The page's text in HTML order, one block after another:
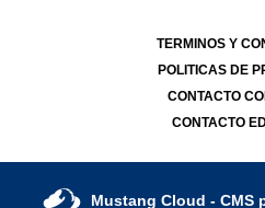
TERMINOS Y
POLITICAS DE
CONTACTO
CONTACTO
Mustang Cloud - CMS